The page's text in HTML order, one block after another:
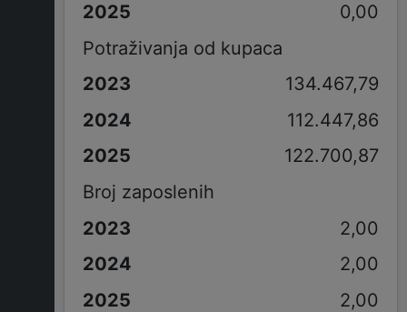
0,00
Potraživanja od kupaca
134.467,79
112.447,86
122.700,87
Broj zaposlenih
2,00
2,00
2,00